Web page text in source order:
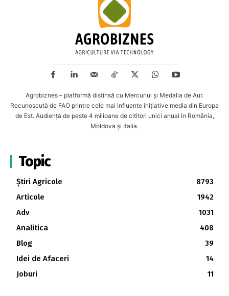
Agrobiznes – platformă distinsă cu Mercuriul și Medalia de Aur.
Recunoscută de FAO printre cele mai influente inițiative media din Europa
de Est. Audiență de peste 4 milioane de cititori unici anual în România,
Moldova și Italia.
Topic
Știri Agricole
8793
Articole
1942
Adv
1031
Analitica
408
Blog
39
Idei de Afaceri
14
Joburi
11